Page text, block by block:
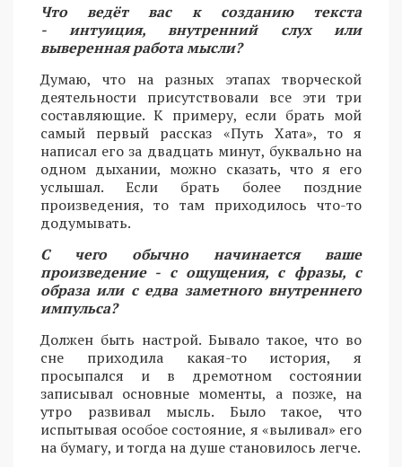
Что ведёт вас к созданию текста
- интуиция, внутренний слух или
выверенная работа мысли?
Думаю, что на разных этапах творческой
деятельности присутствовали все эти три
составляющие. К примеру, если брать мой
самый первый рассказ «Путь Хата», то я
написал его за двадцать минут, буквально на
одном дыхании, можно сказать, что я его
услышал. Если брать более поздние
произведения, то там приходилось что-то
додумывать.
С чего обычно начинается ваше
произведение - с ощущения, с фразы, с
образа или с едва заметного внутреннего
импульса?
Должен быть настрой. Бывало такое, что во
сне приходила какая-то история, я
просыпался и в дремотном состоянии
записывал основные моменты, а позже, на
утро развивал мысль. Было такое, что
испытывая особое состояние, я «выливал» его
на бумагу, и тогда на душе становилось легче.